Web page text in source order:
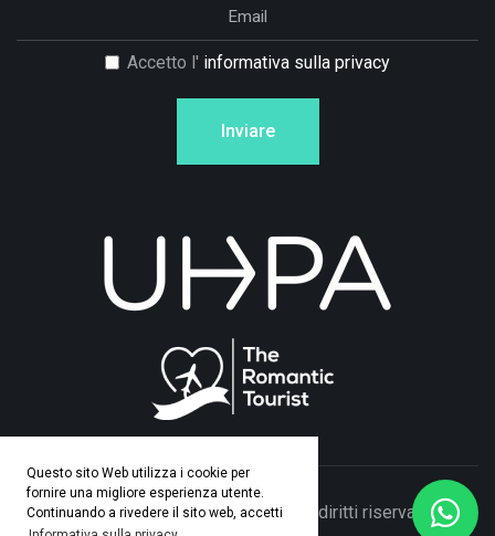
Questo sito Web utilizza i cookie per
fornire una migliore esperienza utente.
Continuando a rivedere il sito web, accetti
Accetto l' informativa sulla privacy
Inviare
© Copyright 2026 Adamo Travel. Tutti i diritti riservati. Made